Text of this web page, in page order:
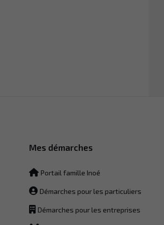
Mes démarches
Portail famille Inoé
Démarches pour les particuliers
Démarches pour les entreprises
Nécessaire
facultatifs. Ils
nécessaires
fonctionnement